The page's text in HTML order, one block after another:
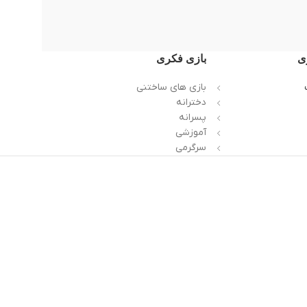
بازی فکری
بازی های ساختنی
دخترانه
پسرانه
آموزشی
سرگرمی